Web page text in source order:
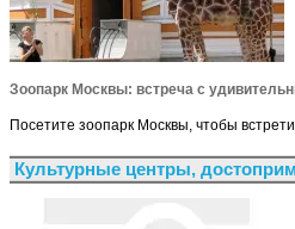
Зоопарк Москвы: встреча с
Посетите зоопарк Москвы, чтобы
Культурные центры,